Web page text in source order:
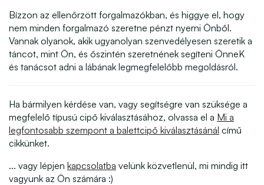
Bízzon az ellenőrzött forgalmazókban, és higgye el, hogy
nem minden forgalmazó szeretne pénzt nyerni Önből.
Vannak olyanok, akik ugyanolyan szenvedélyesen szeretik a
táncot, mint Ön, és őszintén szeretnének segíteni ÖnneK
és tanácsot adni a lábának legmegfelelőbb megoldásról.
Ha bármilyen kérdése van, vagy segítségre van szüksége a
megfelelő típusú cipő kiválasztásához, olvassa el a Mi a
legfontosabb szempont a balettcipő kiválasztásánál című
cikkünket.
... vagy lépjen kapcsolatba velünk közvetlenül, mi mindig itt
vagyunk az Ön számára :)